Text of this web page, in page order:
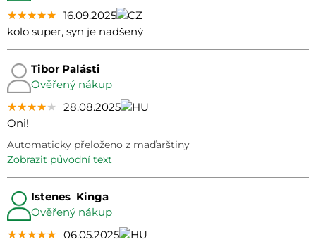
★★★★★
★★★★★
★★★★★ 16.09.2025
kolo super, syn je nadšený
Tibor Palásti
Ověřený nákup
★★★★★
★★★★★
★★★★★ 28.08.2025
Oni!
Automaticky přeloženo z maďarštiny
zobrazit původní text
Istenes Kinga
Ověřený nákup
★★★★★
★★★★★
★★★★★ 06.05.2025